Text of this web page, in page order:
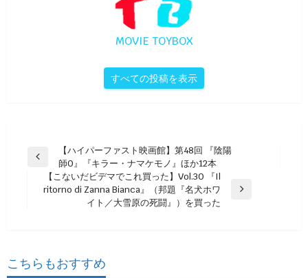
MOVIE TOYBOX
すべての投稿を表示
投
シ
【ハイパーファスト映画館】第48回 『陰陽
師0』『キラー・ナマケモノ』ほか12本
次
【こないだビデマでこれ買った】Vol.30 『Il
ritorno di Zanna Bianca』（邦題『名犬ホワ
イト／大雪原の死闘』）を買った
こちらもおすすめ